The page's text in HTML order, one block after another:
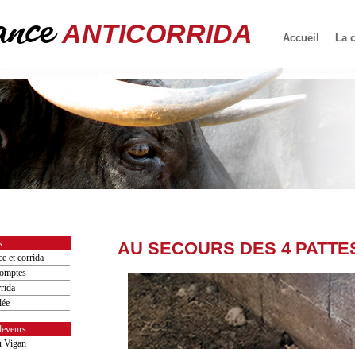
ANTICORRIDA Accueil La
et corrida
Vigan
AU SECOURS DES 4